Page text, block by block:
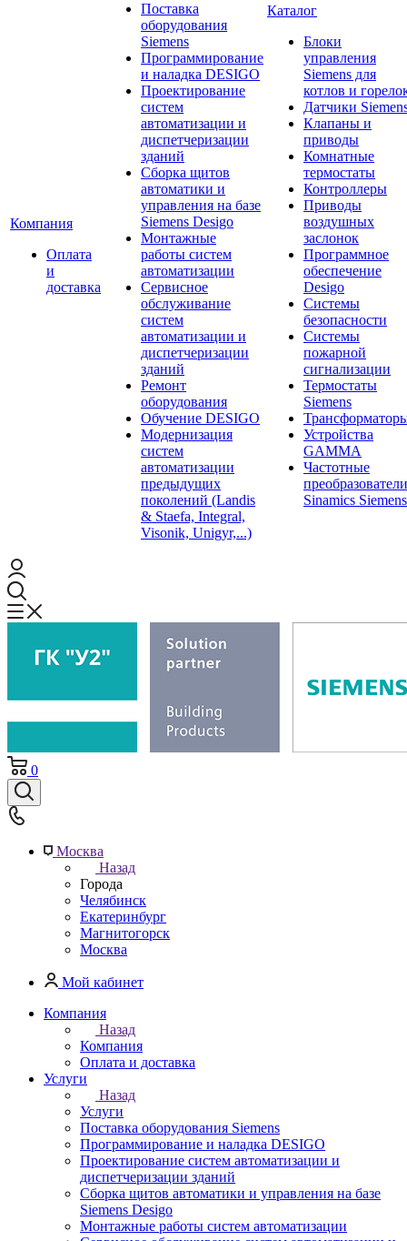
Компания
Оплата
и
доставка
Поставка
оборудования
Siemens
Программирование
и наладка DESIGO
Проектирование
систем
автоматизации и
диспетчеризации
зданий
Сборка щитов
автоматики и
управления на базе
Siemens Desigo
Монтажные
работы систем
автоматизации
Сервисное
обслуживание
систем
автоматизации и
диспетчеризации
зданий
Ремонт
оборудования
Обучение DESIGO
Модернизация
систем
автоматизации
предыдущих
поколений (Landis
& Staefa, Integral,
Visonik, Unigyr,...)
Каталог
Блоки
управления
Siemens для
котлов и
Датчики
Клапаны и
приводы
Комнатные
термостаты
Контроллеры
Приводы
воздушных
заслонок
Программное
обеспечение
Desigo
Системы
безопасности
Системы
пожарной
сигнализации
Термостаты
Siemens
Устройства
GAMMA
Частотные
преобразователи
Sinamics Siemens
0
Москва
Назад
Города
Челябинск
Екатеринбург
Магнитогорск
Москва
Мой кабинет
Компания
Назад
Компания
Оплата и доставка
Услуги
Назад
Услуги
Поставка оборудования Siemens
Программирование и наладка DESIGO
Проектирование систем автоматизации и
диспетчеризации зданий
Сборка щитов автоматики и управления на базе
Siemens Desigo
Монтажные работы систем автоматизации